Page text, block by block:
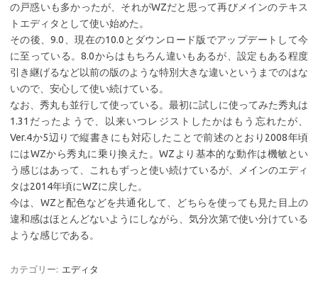
の戸惑いも多かったが、それがWZだと思って再びメインのテキス
トエディタとして使い始めた。
その後、9.0、現在の10.0とダウンロード版でアップデートして今
に至っている。8.0からはもちろん違いもあるが、設定もある程度
引き継げるなど以前の版のような特別大きな違いというまでのはな
いので、安心して使い続けている。
なお、秀丸も並行して使っている。最初に試しに使ってみた秀丸は
1.31だったようで、以来いつレジストしたかはもう忘れたが、
Ver.4か5辺りで縦書きにも対応したことで前述のとおり2008年頃
にはWZから秀丸に乗り換えた。WZより基本的な動作は機敏とい
う感じはあって、これもずっと使い続けているが、メインのエディ
タは2014年頃にWZに戻した。
今は、WZと配色などを共通化して、どちらを使っても見た目上の
違和感はほとんどないようにしながら、気分次第で使い分けている
ような感じである。
カテゴリー: エディタ